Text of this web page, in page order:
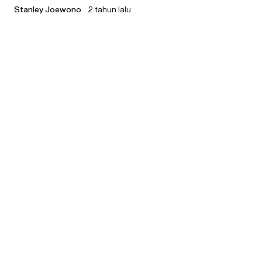
Stanley Joewono 2 tahun lalu